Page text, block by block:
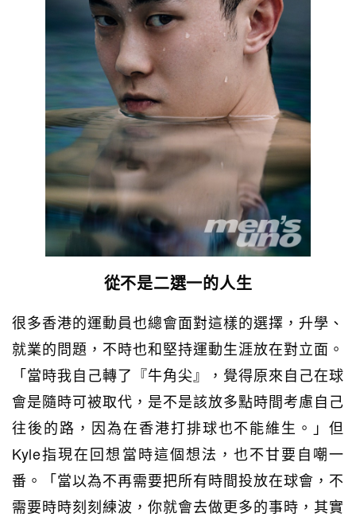
從不是二選一的人生
很多香港的運動員也總會面對這樣的選擇，升學、
就業的問題，不時也和堅持運動生涯放在對立面。
「當時我自己轉了『牛角尖』，覺得原來自己在球
會是隨時可被取代，是不是該放多點時間考慮自己
往後的路，因為在香港打排球也不能維生。」但
Kyle指現在回想當時這個想法，也不甘要自嘲一
番。「當以為不再需要把所有時間投放在球會，不
需要時時刻刻練波，你就會去做更多的事時，其實